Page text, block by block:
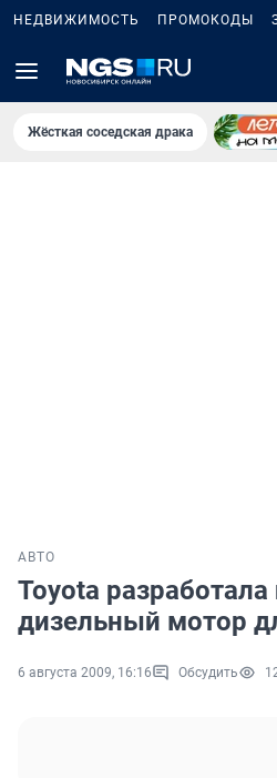
НЕДВИЖИМОСТЬ ПРОМОКОДЫ
Жёсткая соседская драка
АВТО
Toyota
дизельный мотор
6 августа 2009, 16:16 Обсудить